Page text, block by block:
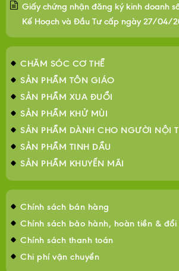
Giấy chứng nhận đăng ký kinh doanh
Kế Hoạch và Đầu Tư cấp ngày 27/04/
CHĂM SÓC CƠ THỂ
SẢN PHẨM TÔN GIÁO
SẢN PHẨM XUA ĐUỔI
SẢN PHẨM KHỬ MÙI
SẢN PHẨM DÀNH CHO NGƯỜI NỘI
SẢN PHẨM TINH DẦU
SẢN PHẨM KHUYẾN MÃI
Chính sách bán hàng
Chính sách bảo hành, hoàn tiền & đổi
Chính sách thanh toán
Chi phí vận chuyển